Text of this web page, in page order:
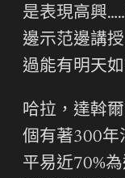
是表現高興
邊示范邊講
過能有明天
哈拉，達斡
個有著300年
平易近70%